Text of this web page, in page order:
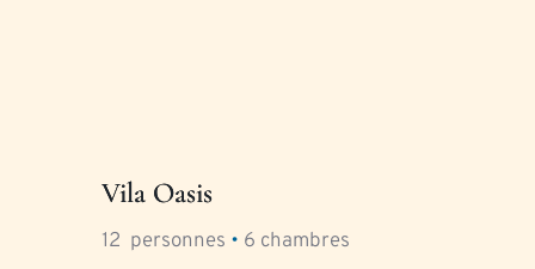
Vila Oasis
12
  personnes
• 6 chambres